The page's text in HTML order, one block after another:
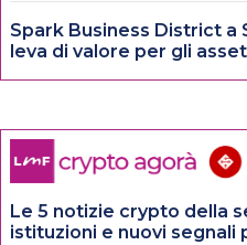
Spark Business District a
leva di valore per gli
Le 5 notizie crypto della
istituzioni e nuovi segnali